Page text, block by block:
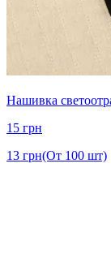
Нашивка
15 грн
13 грн(От 100 шт)